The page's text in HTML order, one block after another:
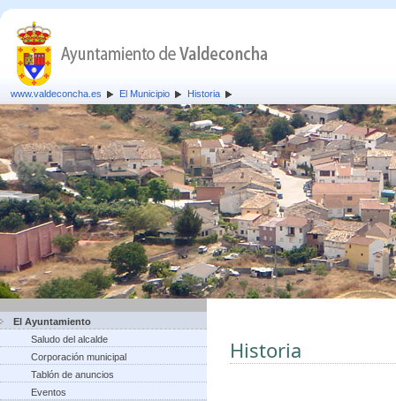
www.valdeconcha.es El Municipio Historia
El Ayuntamiento
Saludo del alcalde
Corporación municipal
Tablón de anuncios
Eventos
Historia